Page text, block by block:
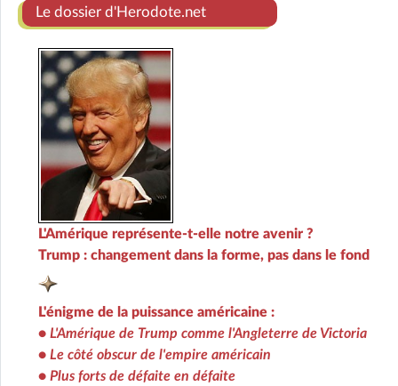
Le dossier d'Herodote.net
L'Amérique représente-t-elle notre avenir ?
Trump : changement dans la forme, pas dans le fond
L'énigme de la puissance américaine :
• L'Amérique de Trump comme l'Angleterre de Victoria
• Le côté obscur de l'empire américain
• Plus forts de défaite en défaite